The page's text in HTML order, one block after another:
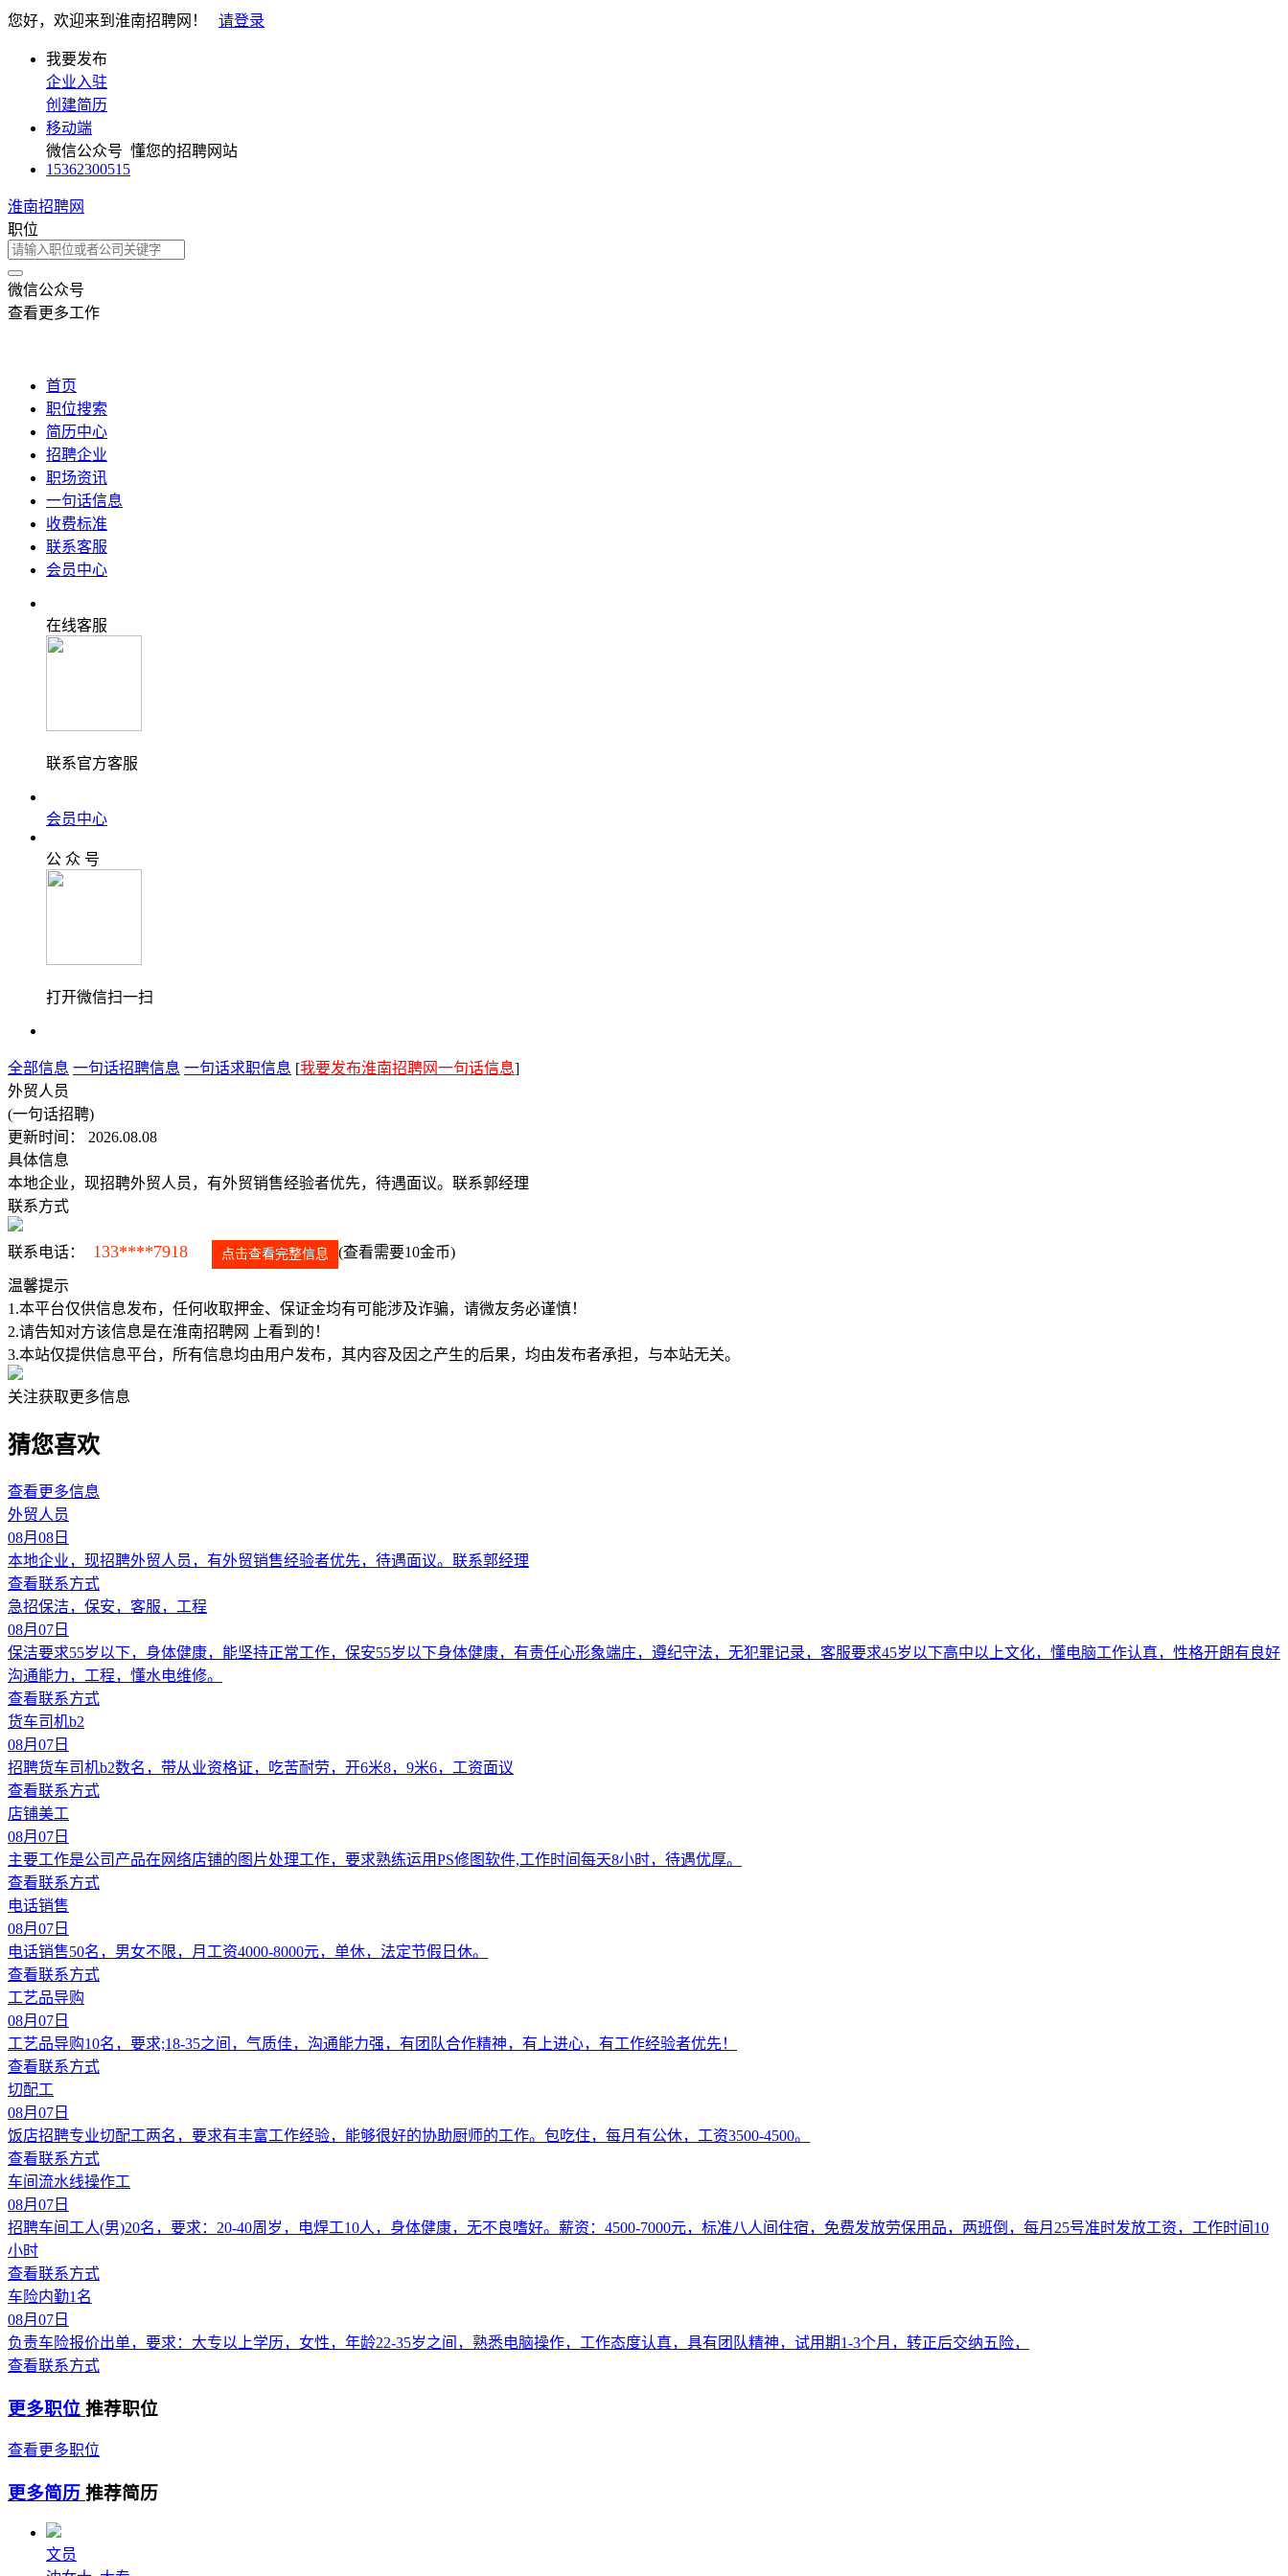
您好，欢迎来到淮南招聘网！ 请登录
我要发布
企业入驻
创建简历
移动端
微信公众号 懂您的招聘网站
15362300515
淮南招聘网
职位
微信公众号
查看更多工作
首页
职位搜索
简历中心
招聘企业
职场资讯
一句话信息
收费标准
联系客服
会员中心
在线客服
联系官方客服
会员中心
公 众 号
打开微信扫一扫
全部信息 一句话招聘信息 一句话求职信息 [我要发布淮南招聘网一句话信息]
外贸人员
(一句话招聘)
更新时间： 2026.08.08
具体信息
本地企业，现招聘外贸人员，有外贸销售经验者优先，待遇面议。联系郭经理
联系方式
联系电话： 133****7918 点击查看完整信息 (查看需要10金币)
温馨提示
1.本平台仅供信息发布，任何收取押金、保证金均有可能涉及诈骗，请微友务必谨慎！
2.请告知对方该信息是在淮南招聘网
上看到的！
3.本站仅提供信息平台，所有信息均由用户发布，其内容及因之产生的后果，均由发布者承担，与本站无关。
关注获取更多信息
猜您喜欢
查看更多信息
外贸人员
08月08日
本地企业，现招聘外贸人员，有外贸销售经验者优先，待遇面议。联系郭经理
查看联系方式
急招保洁，保安，客服，工程
08月07日
保洁要求55岁以下，身体健康，能坚持正常工作，保安55岁以下身体健康，有责任心形象端庄，遵纪守法，无犯罪记录，客服要求45岁以下高中以上文化，懂电脑工作认真，性格开朗有良好
沟通能力，工程，懂水电维修。
查看联系方式
货车司机b2
08月07日
招聘货车司机b2数名，带从业资格证，吃苦耐劳，开6米8，9米6，工资面议
查看联系方式
店铺美工
08月07日
主要工作是公司产品在网络店铺的图片处理工作，要求熟练运用PS修图软件,工作时间每天8小时，待遇优厚。
查看联系方式
电话销售
08月07日
电话销售50名，男女不限，月工资4000-8000元，单休，法定节假日休。
查看联系方式
工艺品导购
08月07日
工艺品导购10名，要求;18-35之间，气质佳，沟通能力强，有团队合作精神，有上进心，有工作经验者优先！
查看联系方式
切配工
08月07日
饭店招聘专业切配工两名，要求有丰富工作经验，能够很好的协助厨师的工作。包吃住，每月有公休，工资3500-4500。
查看联系方式
车间流水线操作工
08月07日
招聘车间工人(男)20名，要求：20-40周岁，电焊工10人，身体健康，无不良嗜好。薪资：4500-7000元，标准八人间住宿，免费发放劳保用品，两班倒，每月25号准时发放工资，工作时间10
小时
查看联系方式
车险内勤1名
08月07日
负责车险报价出单，要求：大专以上学历，女性，年龄22-35岁之间，熟悉电脑操作，工作态度认真，具有团队精神，试用期1-3个月，转正后交纳五险，
查看联系方式
更多职位 推荐职位
查看更多职位
更多简历 推荐简历
文员